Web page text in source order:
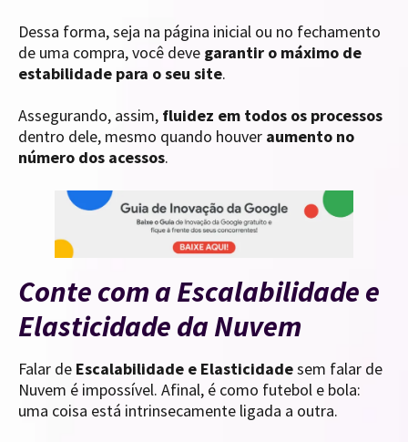
Dessa forma, seja na página inicial ou no fechamento
de uma compra, você deve garantir o máximo de
estabilidade para o seu site.
Assegurando, assim, fluidez em todos os processos
dentro dele, mesmo quando houver aumento no
número dos acessos.
Conte com a Escalabilidade e
Elasticidade da Nuvem
Falar de Escalabilidade e Elasticidadesem falar de
Nuvem é impossível. Afinal, é como futebol e bola:
uma coisa está intrinsecamente ligada a outra.